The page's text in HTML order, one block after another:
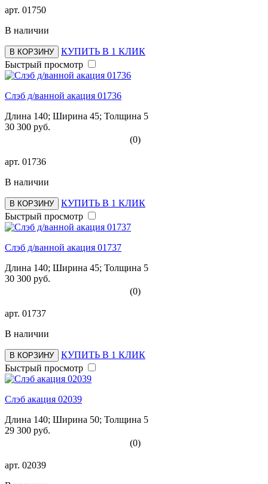
арт. 01750
В наличии
В КОРЗИНУ
КУПИТЬ В 1 КЛИК
Быстрый просмотр
Слэб д/ванной акация 01736
Длина 140; Ширина 45; Толщина 5
30 300 руб.
(0)
арт. 01736
В наличии
В КОРЗИНУ
КУПИТЬ В 1 КЛИК
Быстрый просмотр
Слэб д/ванной акация 01737
Длина 140; Ширина 45; Толщина 5
30 300 руб.
(0)
арт. 01737
В наличии
В КОРЗИНУ
КУПИТЬ В 1 КЛИК
Быстрый просмотр
Слэб акация 02039
Длина 140; Ширина 50; Толщина 5
29 300 руб.
(0)
арт. 02039